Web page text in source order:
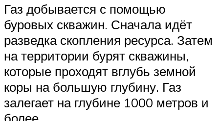
Газ добывается с помощью
буровых скважин. Сначала идёт
разведка скопления ресурса. Затем
на территории бурят скважины,
которые проходят вглубь земной
коры на большую глубину. Газ
залегает на глубине 1000 метров и